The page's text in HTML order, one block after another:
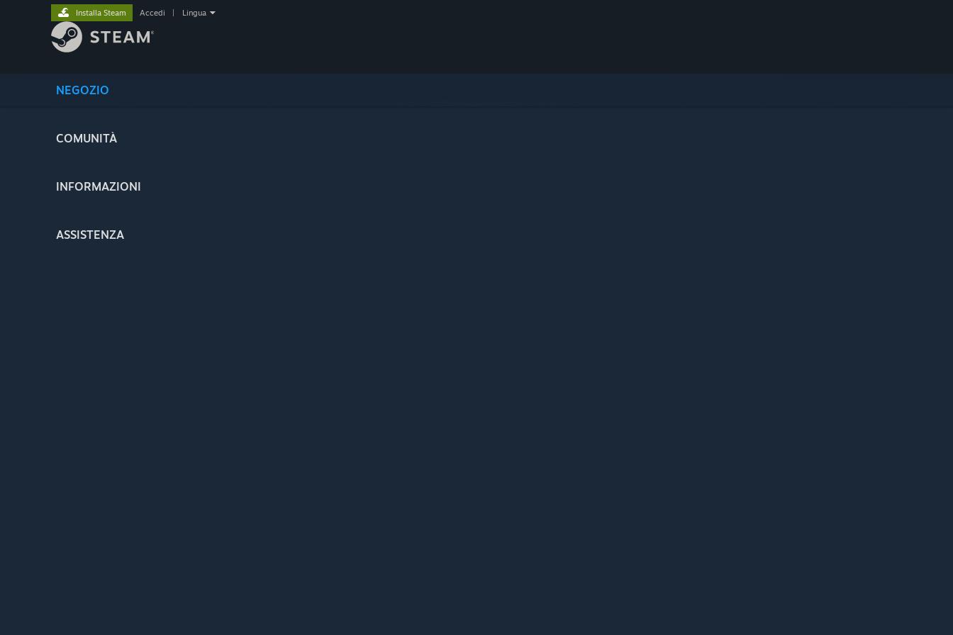
NEGOZIO
COMUNITÀ
INFORMAZIONI
ASSISTENZA
Installa Steam Accedi Lingua